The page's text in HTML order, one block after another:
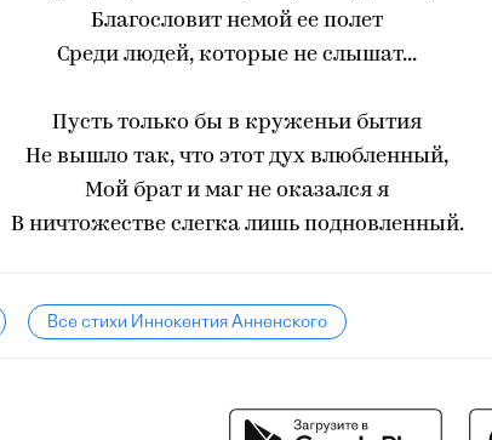
Благословит немой ее полет
Среди людей, которые не слышат...
Пусть только бы в круженьи бытия
Не вышло так, что этот дух влюбленный,
Мой брат и маг не оказался я
В ничтожестве слегка лишь подновленный.
Все стихи Иннокентия Анненского